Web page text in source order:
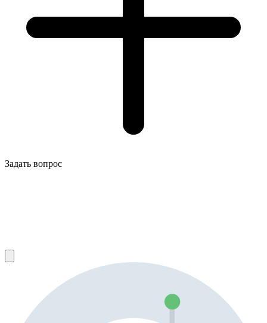
Задать вопрос